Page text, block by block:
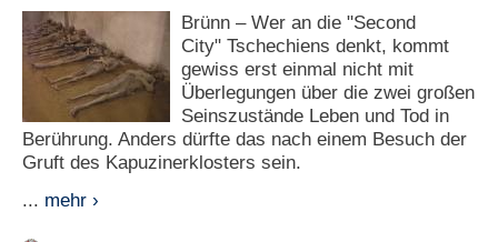
Brünn – Wer an die "Second
City" Tschechiens denkt, kommt
gewiss erst einmal nicht mit
Überlegungen über die zwei großen
Seinszustände Leben und Tod in
Berührung. Anders dürfte das nach einem Besuch der
Gruft des Kapuzinerklosters sein.
... mehr ›